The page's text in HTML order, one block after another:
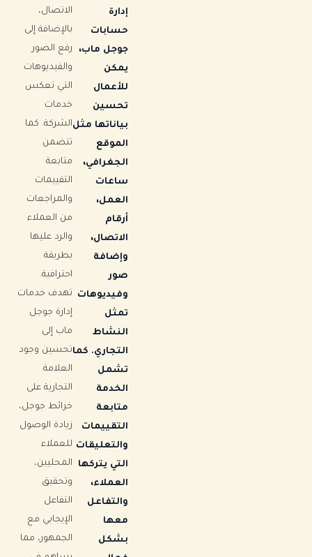
إدارة
حسابات
جوجل ماب،
يمكن
للأعمال
تحسين
بياناتها مثل
الموقع
الجغرافي،
ساعات
العمل،
أرقام
الاتصال،
وإضافة
صور
وفيديوهات
تمثل
النشاط
التجاري. كما
تشمل
الخدمة
متابعة
التقييمات
والتعليقات
التي يتركها
العملاء،
والتفاعل
معها
بشكل
الاتصال،
بالإضافة إلى
رفع الصور
والفيديوهات
التي تعكس
خدمات
الشركة. كما
تتضمن
متابعة
التقييمات
والمراجعات
من العملاء
والرد عليها
بطريقة
احترافية.
تهدف خدمات
إدارة جوجل
ماب إلى
تحسين وجود
العلامة
التجارية على
خرائط جوجل،
زيادة الوصول
للعملاء
المحليين،
وتحقيق
التفاعل
الإيجابي مع
الجمهور، مما